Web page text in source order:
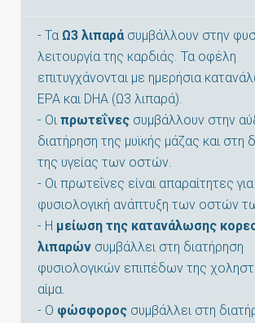
- Τα Ω3 λιπαρά συμβάλλουν στην
λειτουργία της καρδιάς. Τα οφέλη
επιτυγχάνονται με ημερήσια
EPA και DHA (Ω3 λιπαρά).
- Οι πρωτεΐνες συμβάλλουν στην
διατήρηση της μυϊκής μάζας και στη
της υγείας των οστών.
- Οι πρωτεΐνες είναι απαραίτητες
φυσιολογική ανάπτυξη των οστών
- Η μείωση της κατανάλωσης
λιπαρών συμβάλλει στη διατήρηση
φυσιολογικών επιπέδων της
αίμα.
- Ο φώσφορος συμβάλλει στη